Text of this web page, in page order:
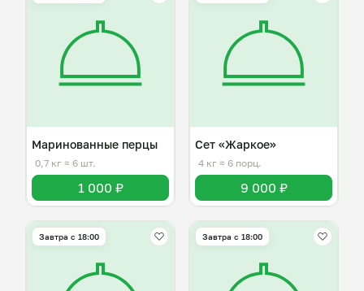
Маринованные перцы
0,7 кг ≈ 6 шт.
1 000 ₽
Сет «Жаркое»
4 кг ≈ 6 порц.
9 000 ₽
Завтра c 18:00 Завтра c 18:00